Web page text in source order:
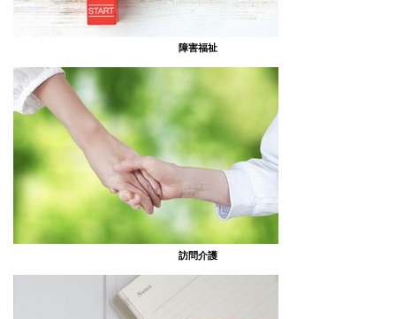
障害福祉
訪問介護